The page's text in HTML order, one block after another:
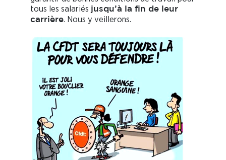
tous les salariés jusqu’à la fin de leur
carrière. Nous y veillerons.